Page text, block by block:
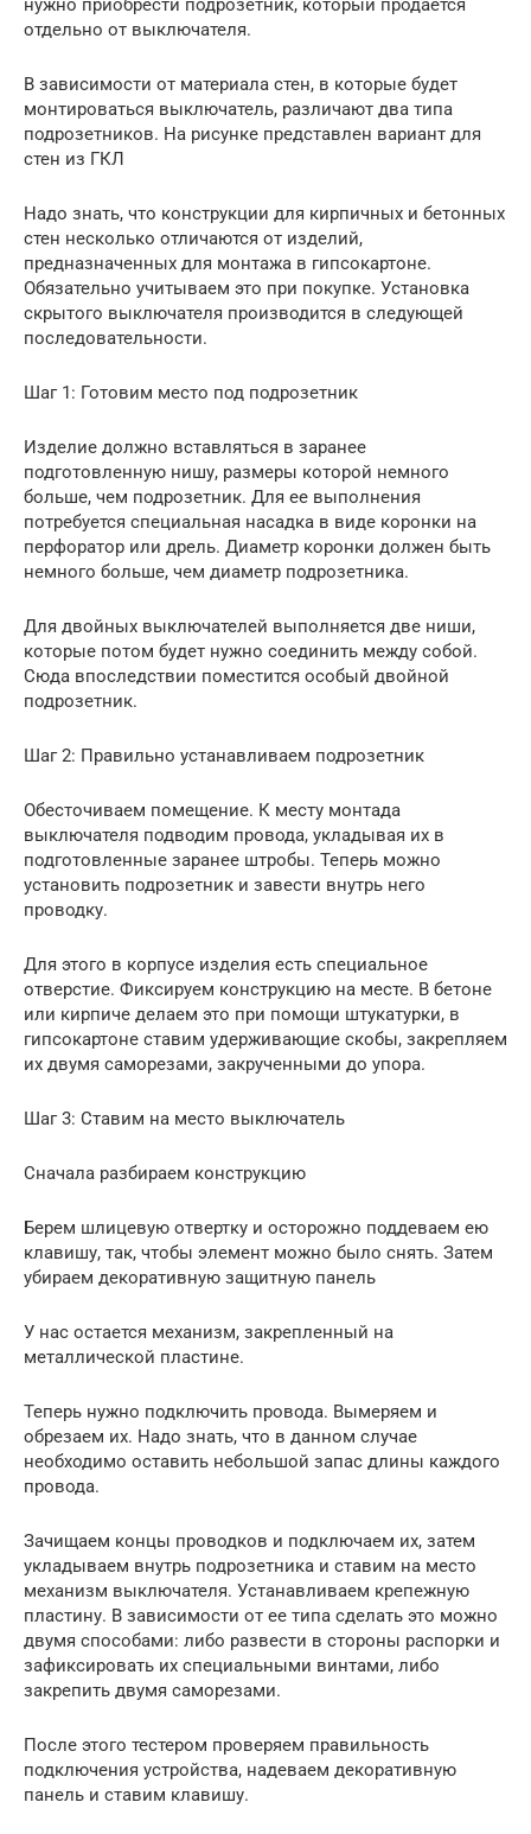
отдельно от выключателя.
В зависимости от материала стен, в которые будет
монтироваться выключатель, различают два типа
подрозетников. На рисунке представлен вариант для
стен из ГКЛ
Надо знать, что конструкции для кирпичных и бетонных
стен несколько отличаются от изделий,
предназначенных для монтажа в гипсокартоне.
Обязательно учитываем это при покупке. Установка
скрытого выключателя производится в следующей
последовательности.
Шаг 1: Готовим место под подрозетник
Изделие должно вставляться в заранее
подготовленную нишу, размеры которой немного
больше, чем подрозетник. Для ее выполнения
потребуется специальная насадка в виде коронки на
перфоратор или дрель. Диаметр коронки должен быть
немного больше, чем диаметр подрозетника.
Для двойных выключателей выполняется две ниши,
которые потом будет нужно соединить между собой.
Сюда впоследствии поместится особый двойной
подрозетник.
Шаг 2: Правильно устанавливаем подрозетник
Обесточиваем помещение. К месту монтада
выключателя подводим провода, укладывая их в
подготовленные заранее штробы. Теперь можно
установить подрозетник и завести внутрь него
проводку.
Для этого в корпусе изделия есть специальное
отверстие. Фиксируем конструкцию на месте. В бетоне
или кирпиче делаем это при помощи штукатурки, в
гипсокартоне ставим удерживающие скобы, закрепляем
их двумя саморезами, закрученными до упора.
Шаг 3: Ставим на место выключатель
Сначала разбираем конструкцию
Берем шлицевую отвертку и осторожно поддеваем ею
клавишу, так, чтобы элемент можно было снять. Затем
убираем декоративную защитную панель
У нас остается механизм, закрепленный на
металлической пластине.
Теперь нужно подключить провода. Вымеряем и
обрезаем их. Надо знать, что в данном случае
необходимо оставить небольшой запас длины каждого
провода.
Зачищаем концы проводков и подключаем их, затем
укладываем внутрь подрозетника и ставим на место
механизм выключателя. Устанавливаем крепежную
пластину. В зависимости от ее типа сделать это можно
двумя способами: либо развести в стороны распорки и
зафиксировать их специальными винтами, либо
закрепить двумя саморезами.
После этого тестером проверяем правильность
подключения устройства, надеваем декоративную
панель и ставим клавишу.